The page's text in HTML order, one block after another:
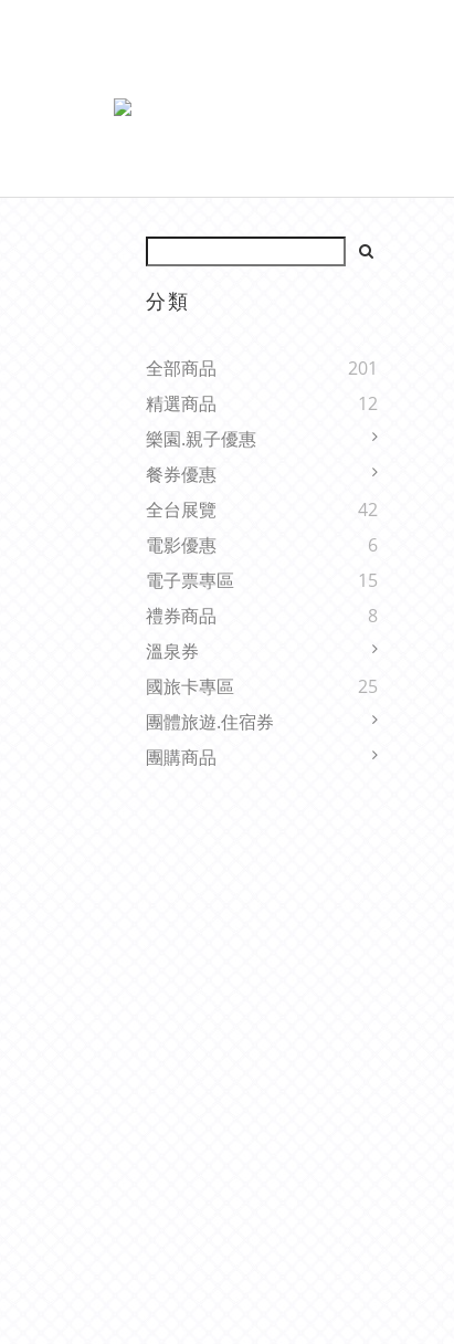
分類
全部商品
201
精選商品
12
樂園.親子優惠
餐券優惠
全台展覽
42
電影優惠
6
電子票專區
15
禮券商品
8
溫泉券
國旅卡專區
25
團體旅遊.住宿券
團購商品